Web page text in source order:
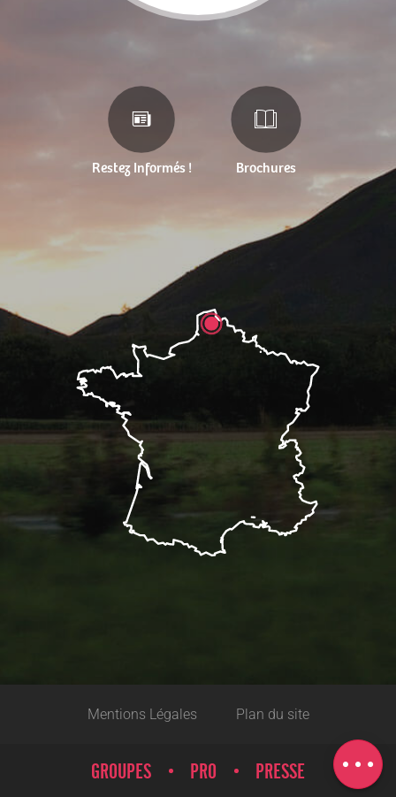
Carte
Restez Informés ! Brochures
Mentions Légales Plan du site
GROUPES PRO PRESSE